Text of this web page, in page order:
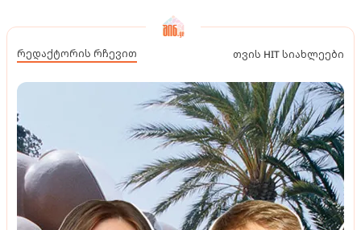
რედაქტორის რჩევით თვის HIT სიახლეები